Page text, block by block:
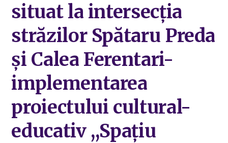
situat la intersecția
străzilor Spătaru Preda
și Calea Ferentari-
implementarea
proiectului cultural-
educativ ,,Spațiu